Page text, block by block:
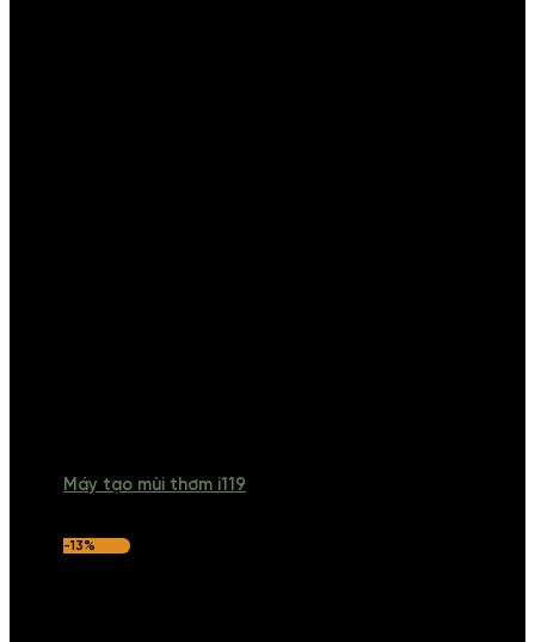
Máy tạo mùi thơm i119
-13%